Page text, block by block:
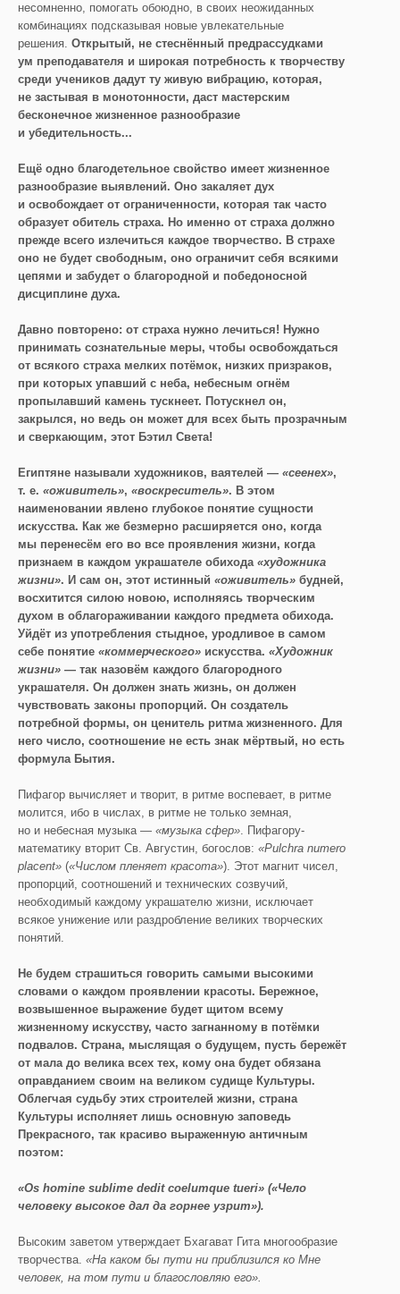
несомненно, помогать обоюдно, в своих неожиданных
комбинациях подсказывая новые увлекательные
решения. Открытый, не стеснённый предрассудками
ум преподавателя и широкая потребность к творчеству
среди учеников дадут ту живую вибрацию, которая,
не застывая в монотонности, даст мастерским
бесконечное жизненное разнообразие
и убедительность...
Ещё одно благодетельное свойство имеет жизненное
разнообразие выявлений. Оно закаляет дух
и освобождает от ограниченности, которая так часто
образует обитель страха. Но именно от страха должно
прежде всего излечиться каждое творчество. В страхе
оно не будет свободным, оно ограничит себя всякими
цепями и забудет о благородной и победоносной
дисциплине духа.
Давно повторено: от страха нужно лечиться! Нужно
принимать сознательные меры, чтобы освобождаться
от всякого страха мелких потёмок, низких призраков,
при которых упавший с неба, небесным огнём
пропылавший камень тускнеет. Потускнел он,
закрылся, но ведь он может для всех быть прозрачным
и сверкающим, этот Бэтил Света!
Египтяне называли художников, ваятелей — «сеенех»,
т. е. «оживитель», «воскреситель». В этом
наименовании явлено глубокое понятие сущности
искусства. Как же безмерно расширяется оно, когда
мы перенесём его во все проявления жизни, когда
признаем в каждом украшателе обихода «художника
жизни». И сам он, этот истинный «оживитель» будней,
восхитится силою новою, исполняясь творческим
духом в облагораживании каждого предмета обихода.
Уйдёт из употребления стыдное, уродливое в самом
себе понятие «коммерческого» искусства. «Художник
жизни» — так назовём каждого благородного
украшателя. Он должен знать жизнь, он должен
чувствовать законы пропорций. Он создатель
потребной формы, он ценитель ритма жизненного. Для
него число, соотношение не есть знак мёртвый, но есть
формула Бытия.
Пифагор вычисляет и творит, в ритме воспевает, в ритме
молится, ибо в числах, в ритме не только земная,
но и небесная музыка — «музыка сфер». Пифагору-
математику вторит Св. Августин, богослов: «Pulchra numero
placent» («Числом пленяет красота»). Этот магнит чисел,
пропорций, соотношений и технических созвучий,
необходимый каждому украшателю жизни, исключает
всякое унижение или раздробление великих творческих
понятий.
Не будем страшиться говорить самыми высокими
словами о каждом проявлении красоты. Бережное,
возвышенное выражение будет щитом всему
жизненному искусству, часто загнанному в потёмки
подвалов. Страна, мыслящая о будущем, пусть бережёт
от мала до велика всех тех, кому она будет обязана
оправданием своим на великом судище Культуры.
Облегчая судьбу этих строителей жизни, страна
Культуры исполняет лишь основную заповедь
Прекрасного, так красиво выраженную античным
поэтом:
«Os homine sublime dedit coelumque tueri» («Чело
человеку высокое дал да горнее узрит»).
Высоким заветом утверждает Бхагават Гита многообразие
творчества. «На каком бы пути ни приблизился ко Мне
человек, на том пути и благословляю его».